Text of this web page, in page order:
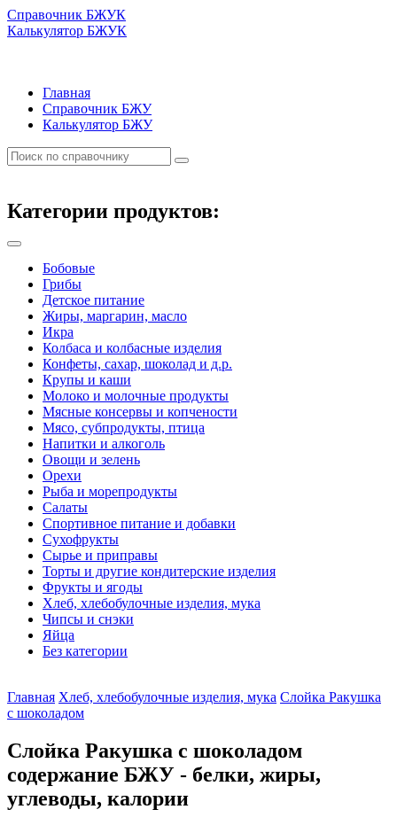
Справочник БЖУК
Калькулятор БЖУК
Главная
Справочник БЖУ
Калькулятор БЖУ
Категории продуктов:
Бобовые
Грибы
Детское питание
Жиры, маргарин, масло
Икра
Колбаса и колбасные изделия
Конфеты, сахар, шоколад и д.р.
Крупы и каши
Молоко и молочные продукты
Мясные консервы и копчености
Мясо, субпродукты, птица
Напитки и алкоголь
Овощи и зелень
Орехи
Рыба и морепродукты
Салаты
Спортивное питание и добавки
Сухофрукты
Сырье и приправы
Торты и другие кондитерские изделия
Фрукты и ягоды
Хлеб, хлебобулочные изделия, мука
Чипсы и снэки
Яйца
Без категории
Главная Хлеб, хлебобулочные изделия, мука Слойка Ракушка
с шоколадом
Слойка Ракушка с шоколадом
содержание БЖУ - белки, жиры,
углеводы, калории